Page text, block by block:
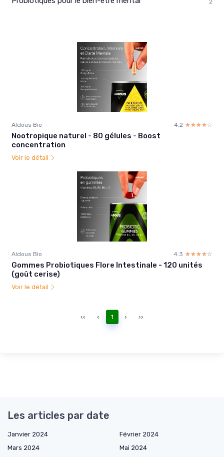
Aldous Bio 4.2 ☆☆☆☆☆
★★★★★
Nootropique naturel - 80 gélules - Boost
concentration
Voir le détail
Aldous Bio 4.3 ☆☆☆☆☆
★★★★★
Gommes Probiotiques Flore Intestinale - 120 unités
(goût cerise)
Voir le détail
‹‹ ‹ 1 › ››
Les articles par date
Janvier 2024
Février 2024
Mars 2024
Mai 2024